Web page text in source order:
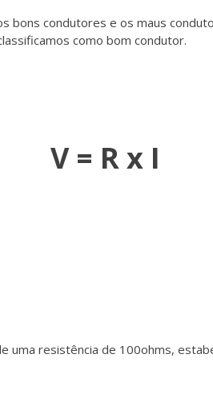
bons condutores e os maus
como bom condutor.
V = R x I
uma resistência de 100ohms,